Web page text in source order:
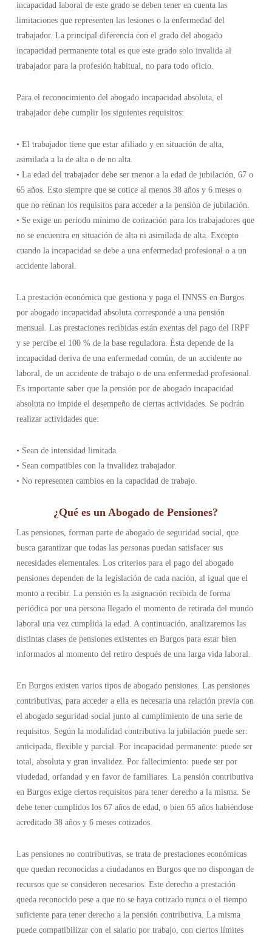
incapacidad laboral de este grado se deben tener en cuenta las
limitaciones que representen las lesiones o la enfermedad del
trabajador. La principal diferencia con el grado del abogado
incapacidad permanente total es que este grado solo invalida al
trabajador para la profesión habitual, no para todo oficio.
Para el reconocimiento del abogado incapacidad absoluta, el
trabajador debe cumplir los siguientes requisitos:
• El trabajador tiene que estar afiliado y en situación de alta,
asimilada a la de alta o de no alta.
• La edad del trabajador debe ser menor a la edad de jubilación, 67 o
65 años. Esto siempre que se cotice al menos 38 años y 6 meses o
que no reúnan los requisitos para acceder a la pensión de jubilación.
• Se exige un periodo mínimo de cotización para los trabajadores que
no se encuentra en situación de alta ni asimilada de alta. Excepto
cuando la incapacidad se debe a una enfermedad profesional o a un
accidente laboral.
La prestación económica que gestiona y paga el INNSS en Burgos
por abogado incapacidad absoluta corresponde a una pensión
mensual. Las prestaciones recibidas están exentas del pago del IRPF
y se percibe el 100 % de la base reguladora. Ésta depende de la
incapacidad deriva de una enfermedad común, de un accidente no
laboral, de un accidente de trabajo o de una enfermedad profesional.
Es importante saber que la pensión por de abogado incapacidad
absoluta no impide el desempeño de ciertas actividades. Se podrán
realizar actividades que:
• Sean de intensidad limitada.
• Sean compatibles con la invalidez trabajador.
• No representen cambios en la capacidad de trabajo.
¿Qué es un Abogado de Pensiones?
Las pensiones, forman parte de abogado de seguridad social, que
busca garantizar que todas las personas puedan satisfacer sus
necesidades elementales. Los criterios para el pago del abogado
pensiones dependen de la legislación de cada nación, al igual que el
monto a recibir. La pensión es la asignación recibida de forma
periódica por una persona llegado el momento de retirada del mundo
laboral una vez cumplida la edad. A continuación, analizaremos las
distintas clases de pensiones existentes en Burgos para estar bien
informados al momento del retiro después de una larga vida laboral.
En Burgos existen varios tipos de abogado pensiones. Las pensiones
contributivas, para acceder a ella es necesaria una relación previa con
el abogado seguridad social junto al cumplimiento de una serie de
requisitos. Según la modalidad contributiva la jubilación puede ser:
anticipada, flexible y parcial. Por incapacidad permanente: puede ser
total, absoluta y gran invalidez. Por fallecimiento: puede ser por
viudedad, orfandad y en favor de familiares. La pensión contributiva
en Burgos exige ciertos requisitos para tener derecho a la misma. Se
debe tener cumplidos los 67 años de edad, o bien 65 años habiéndose
acreditado 38 años y 6 meses cotizados.
Las pensiones no contributivas, se trata de prestaciones económicas
que quedan reconocidas a ciudadanos en Burgos que no dispongan de
recursos que se consideren necesarios. Este derecho a prestación
queda reconocido pese a que no se haya cotizado nunca o el tiempo
suficiente para tener derecho a la pensión contributiva. La misma
puede compatibilizar con el salario por trabajo, con ciertos límites